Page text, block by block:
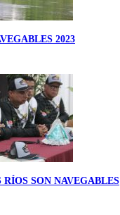
2023
RÍOS SON NAVEGABLES